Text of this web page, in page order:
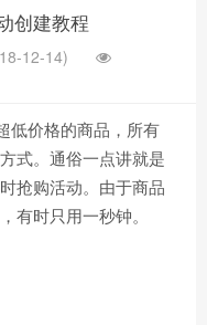
创建教程
12-14)
低价格的商品，所有
式。通俗一点讲就是
抢购活动。由于商品
有时只用一秒钟。